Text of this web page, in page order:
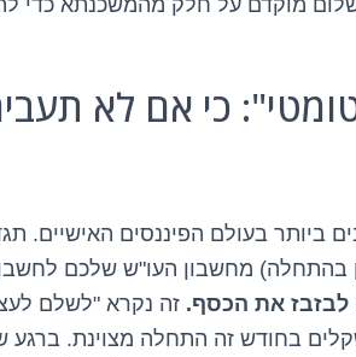
מוקדם על חלק מהמשכנתא כדי
כי אם לא
ביותר בעולם הפיננסים האישיים.
בהתחלה) מחשבון העו"ש שלכם
לבזבז את הכסף. זה נקרא "לשלם
גם 100 או 200 שקלים בחודש זה התחלה